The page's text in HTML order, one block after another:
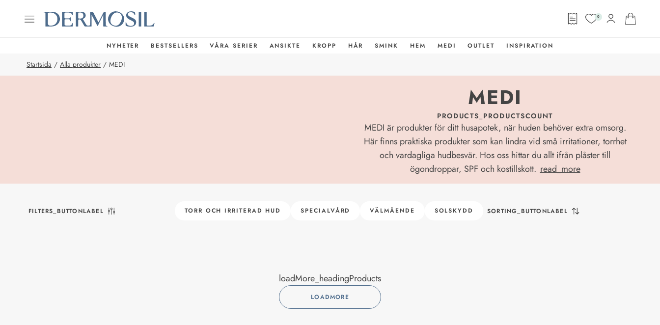
0
NYHETER BESTSELLERS VÅRA SERIER ANSIKTE KROPP HÅR SMINK HEM MEDI OUTLET INSPIRATION
Startsida / Alla produkter / MEDI
MEDI
PRODUCTS_PRODUCTSCOUNT
MEDI är produkter för ditt husapotek, när huden behöver extra omsorg.
Här finns praktiska produkter som kan lindra vid små irritationer, torrhet
och vardagliga hudbesvär. Hos oss hittar du allt ifrån plåster till
ögondroppar, SPF och kostillskott. read_more
TORR OCH IRRITERAD HUD SPECIALVÅRD VÄLMÅENDE SOLSKYDD
FILTERS_BUTTONLABEL SORTING_BUTTONLABEL
loadMore_headingProducts
LOADMORE